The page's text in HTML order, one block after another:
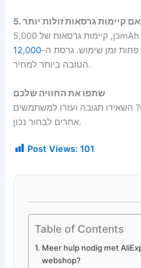
כן, קיימות גרסאות של 5,000mAh ו-8,000mAh, זולות יותר אך
זמן שימוש. גרסת ה-
הטובה ביותר למחיר.
שתפו את החוויה שלכם
השאירו תגובה ועזרו למשתמשים
אחרים לבחור נכון.
Post Views: 101
Table of Contents
Meer hulp nodig met
webshop?